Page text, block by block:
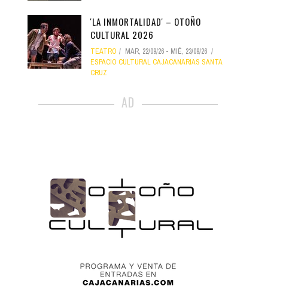
'LA INMORTALIDAD' – OTOÑO
CULTURAL 2026
TEATRO MAR, 22/09/26 - MIÉ, 23/09/26
ESPACIO CULTURAL CAJACANARIAS SANTA
CRUZ
AD